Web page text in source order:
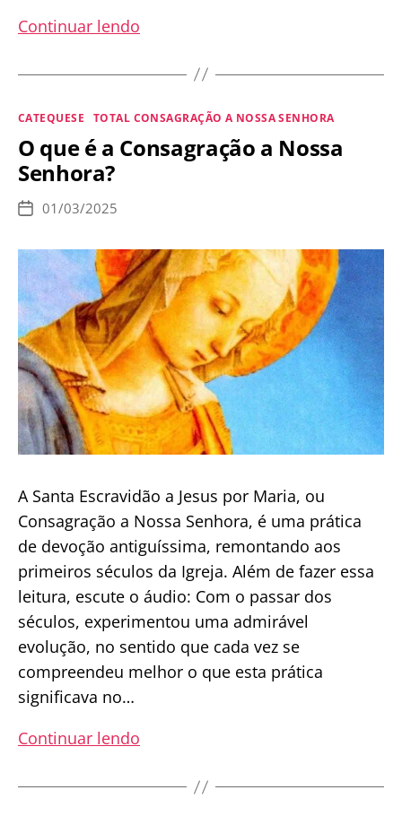
Continuar lendo
a
t
a
i
a
,
M
ã
e
d
e
D
u
s
–
01
de
Janeiro
Categorias
CATEQUESE TOTAL CONSAGRAÇÃO A NOSSA SENHORA
O que é a Consagração a Nossa
Senhora?
Data
publicação
01/03/2025
A Santa Escravidão a Jesus por Maria, ou
Consagração a Nossa Senhora, é uma prática
de devoção antiguíssima, remontando aos
primeiros séculos da Igreja. Além de fazer essa
leitura, escute o áudio: Com o passar dos
séculos, experimentou uma admirável
evolução, no sentido que cada vez se
compreendeu melhor o que esta prática
significava no…
Continuar lendo
é